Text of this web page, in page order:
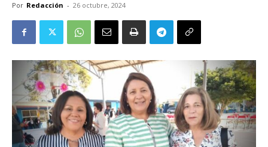
Por Redacción - 26 octubre, 2024